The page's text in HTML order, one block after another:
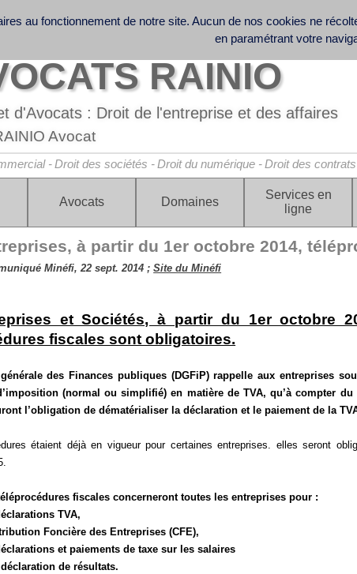
au fonctionnement de notre site. Aucun de nos cookies ne
en paramétrant votre
Avocats Domaines
Services en
ligne
d'Avocats : Droit de l'entreprise et des affaires
et note d'information sur la collecte et le traitement des données personnelles
RAINIO
- Droit des
Droit du numérique -
Droit des sociétés -
Company Launch | French Law office - Business Law - Contract Law - Digital Law (GDPR) -
Avocat
à partir du 1er octobre 2014,
Minéfi, 22 sept. 2014 ;Site du Minéfi
et Sociétés, à partir du 1er octobre
fiscales sont obligatoires.
des Finances publiques (DGFiP) rappelle aux entreprises
(normal ou simplifié) en matière de TVA, qu’à compter du
l’obligation de dématérialiser la déclaration et le paiement de la
étaient déjà en vigueur pour certaines entreprises. elles seront
fiscales concerneront toutes les entreprises pour :
TVA,
Foncière des Entreprises (CFE),
et paiements de taxe sur les salaires
de résultats.